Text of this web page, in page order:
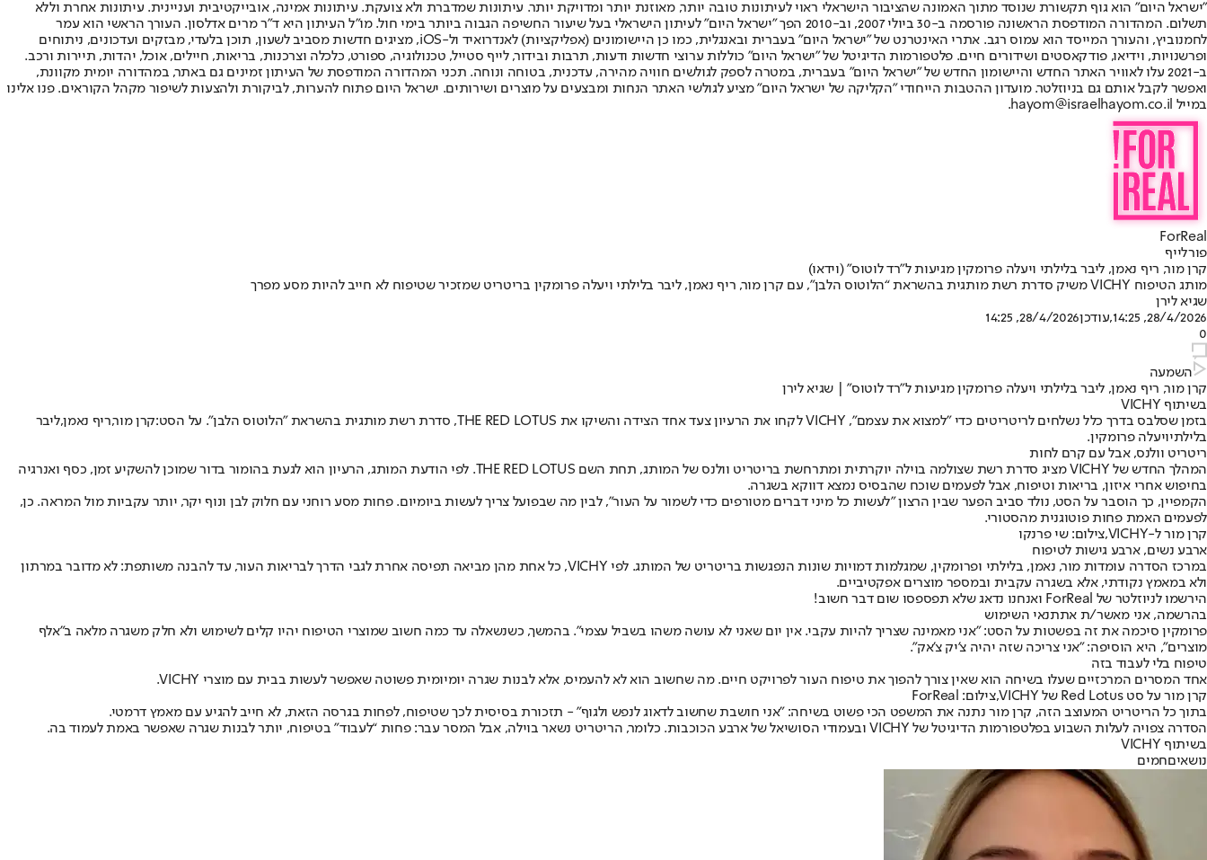
"ישראל היום" הוא גוף תקשורת שנוסד מתוך האמונה שהציבור הישראלי ראוי לעיתונות טובה יותר, מאוזנת יותר ומדויקת יותר. עיתונות שמדברת ולא צועקת. עיתונות אמינה, אובייקטיבית ועניינית. עיתונות אחרת וללא
תשלום. המהדורה המודפסת הראשונה פורסמה ב-30 ביולי 2007, וב-2010 הפך "ישראל היום" לעיתון הישראלי בעל שיעור החשיפה הגבוה ביותר בימי חול. מו"ל העיתון היא ד"ר מרים אדלסון. העורך הראשי הוא עמר
לחמנוביץ, והעורך המייסד הוא עמוס רגב. אתרי האינטרנט של "ישראל היום" בעברית ובאנגלית, כמו כן היישומונים (אפליקציות) לאנדרואיד ול-iOS, מציגים חדשות מסביב לשעון, תוכן בלעדי, מבזקים ועדכונים, ניתוחים
ופרשנויות, וידיאו, פודקאסטים ושידורים חיים. פלטפורמות הדיגיטל של "ישראל היום" כוללות ערוצי חדשות ודעות, תרבות ובידור, לייף סטייל, טכנולוגיה, ספורט, כלכלה וצרכנות, בריאות, חיילים, אוכל, יהדות, תיירות ורכב.
ב-2021 עלו לאוויר האתר החדש והיישומון החדש של "ישראל היום" בעברית, במטרה לספק לגולשים חוויה מהירה, עדכנית, בטוחה ונוחה. תכני המהדורה המודפסת של העיתון זמינים גם באתר, במהדורה יומית מקוונת,
ואפשר לקבל אותם גם בניוזלטר. מועדון ההטבות הייחודי "הקליקה של ישראל היום" מציע לגולשי האתר הנחות ומבצעים על מוצרים ושירותים. ישראל היום פתוח להערות, לביקורת ולהצעות לשיפור מקהל הקוראים. פנו אלינו
במייל hayom@israelhayom.co.il.
ForReal
פורלייף
קרן מור, ריף נאמן, ליבר בלילתי ויעלה פרומקין מגיעות ל”רד לוטוס” (וידאו)
מותג הטיפוח VICHY משיק סדרת רשת מותגית בהשראת “הלוטוס הלבן”, עם קרן מור, ריף נאמן, ליבר בלילתי ויעלה פרומקין בריטריט שמזכיר שטיפוח לא חייב להיות מסע מפרך
שגיא לירן
28/4/2026, 14:25
,עודכן28/4/2026, 14:25
0
השמעה
קרן מור, ריף נאמן, ליבר בלילתי ויעלה פרומקין מגיעות ל”רד לוטוס” | שגיא לירן
בשיתוף VICHY
בזמן שסלבס בדרך כלל נשלחים לריטריטים כדי "למצוא את עצמם", VICHY לקחו את הרעיון צעד אחד הצידה והשיקו את THE RED LOTUS, סדרת רשת מותגית בהשראת "הלוטוס הלבן". על הסט:
קרן מור,ריף נאמן,ליבר
בלילתיויעלה פרומקין.
ריטריט וולנס, אבל עם קרם לחות
המהלך החדש של VICHY מציג סדרת רשת שצולמה בוילה יוקרתית ומתרחשת בריטריט וולנס של המותג, תחת השם THE RED LOTUS. לפי הודעת המותג, הרעיון הוא לגעת בהומור בדור שמוכן להשקיע זמן, כסף ואנרגיה
בחיפוש אחרי איזון, בריאות וטיפוח, אבל לפעמים שוכח שהבסיס נמצא דווקא בשגרה.
הקמפיין, כך הוסבר על הסט, נולד סביב הפער שבין הרצון "לעשות כל מיני דברים מטורפים כדי לשמור על העור", לבין מה שבפועל צריך לעשות ביומיום. פחות מסע רוחני עם חלוק לבן ונוף יקר, יותר עקביות מול המראה. כן,
לפעמים האמת פחות פוטוגנית מהסטורי.
קרן מור ל-VICHY,צילום: שי פרנקו
ארבע נשים, ארבע גישות לטיפוח
במרכז הסדרה עומדות מור, נאמן, בלילתי ופרומקין, שמגלמות דמויות שונות הנפגשות בריטריט של המותג. לפי VICHY, כל אחת מהן מביאה תפיסה אחרת לגבי הדרך לבריאות העור, עד להבנה משותפת: לא מדובר במרתון
ולא במאמץ נקודתי, אלא בשגרה עקבית ובמספר מוצרים אפקטיביים.
הירשמו לניוזלטר של ForReal ואנחנו נדאג שלא תפספסו שום דבר חשוב!
בהרשמה, אני מאשר/ת אתתנאי השימוש
פרומקין סיכמה את זה בפשטות על הסט: "אני מאמינה שצריך להיות עקבי. אין יום שאני לא עושה משהו בשביל עצמי". בהמשך, כשנשאלה עד כמה חשוב שמוצרי הטיפוח יהיו קלים לשימוש ולא חלק משגרה מלאה ב"אלף
מוצרים", היא הוסיפה: "אני צריכה שזה יהיה צ’יק צ’אק".
טיפוח בלי לעבוד בזה
אחד המסרים המרכזיים שעלו בשיחה הוא שאין צורך להפוך את טיפוח העור לפרויקט חיים. מה שחשוב הוא לא להעמיס, אלא לבנות שגרה יומיומית פשוטה שאפשר לעשות בבית עם מוצרי VICHY.
קרן מור על סט Red Lotus של VICHY,צילום: ForReal
בתוך כל הריטריט המעוצב הזה, קרן מור נתנה את המשפט הכי פשוט בשיחה: "אני חושבת שחשוב לדאוג לנפש ולגוף" - תזכורת בסיסית לכך שטיפוח, לפחות בגרסה הזאת, לא חייב להגיע עם מאמץ דרמטי.
הסדרה צפויה לעלות השבוע בפלטפורמות הדיגיטל של VICHY ובעמודי הסושיאל של ארבע הכוכבות. כלומר, הריטריט נשאר בוילה, אבל המסר עבר: פחות “לעבוד” בטיפוח, יותר לבנות שגרה שאפשר באמת לעמוד בה.
בשיתוף VICHY
נושאיםחמים